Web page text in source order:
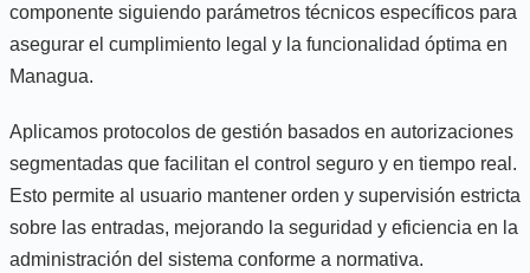
componente siguiendo parámetros técnicos específicos para
asegurar el cumplimiento legal y la funcionalidad óptima en
Managua.
Aplicamos protocolos de gestión basados en autorizaciones
segmentadas que facilitan el control seguro y en tiempo real.
Esto permite al usuario mantener orden y supervisión estricta
sobre las entradas, mejorando la seguridad y eficiencia en la
administración del sistema conforme a normativa.